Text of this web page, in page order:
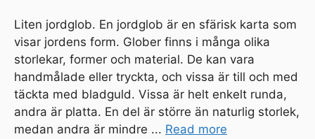
Liten jordglob. En jordglob är en sfärisk karta som
visar jordens form. Glober finns i många olika
storlekar, former och material. De kan vara
handmålade eller tryckta, och vissa är till och med
täckta med bladguld. Vissa är helt enkelt runda,
andra är platta. En del är större än naturlig storlek,
medan andra är mindre ... Read more